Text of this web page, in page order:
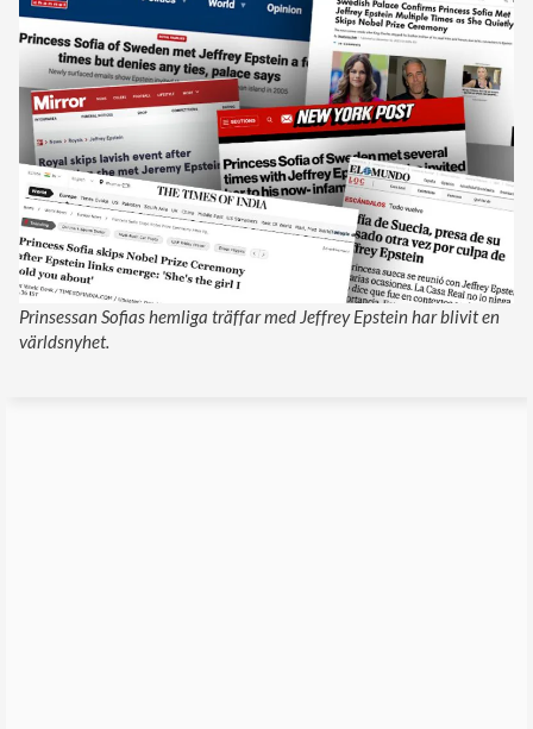
Prinsessan Sofias hemliga träffar med Jeffrey Epstein har blivit en
världsnyhet.